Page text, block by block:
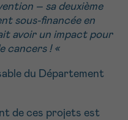
– sa deuxième
sous-financée en
avoir un impact pour
cancers ! «
du Département
de ces projets est